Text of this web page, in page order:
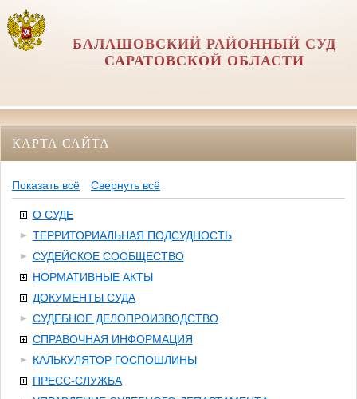
БАЛАШОВСКИЙ РАЙОННЫЙ СУД
САРАТОВСКОЙ ОБЛАСТИ
КАРТА САЙТА
Показать всё Свернуть всё
О СУДЕ
ТЕРРИТОРИАЛЬНАЯ ПОДСУДНОСТЬ
СУДЕЙСКОЕ СООБЩЕСТВО
НОРМАТИВНЫЕ АКТЫ
ДОКУМЕНТЫ СУДА
СУДЕБНОЕ ДЕЛОПРОИЗВОДСТВО
СПРАВОЧНАЯ ИНФОРМАЦИЯ
КАЛЬКУЛЯТОР ГОСПОШЛИНЫ
ПРЕСС-СЛУЖБА